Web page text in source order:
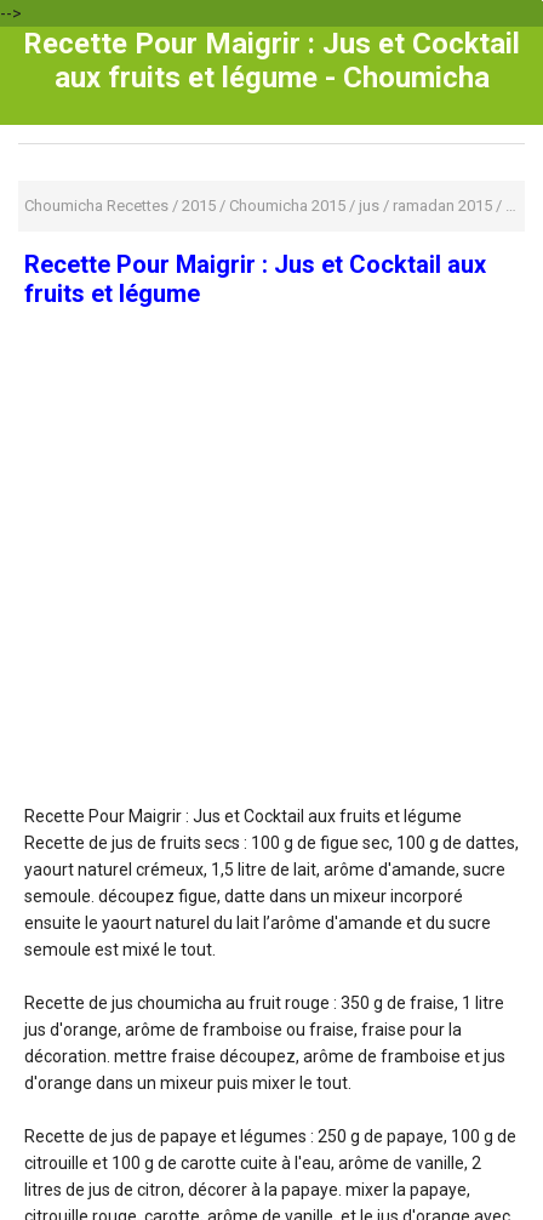
-->
Recette Pour Maigrir : Jus et Cocktail
aux fruits et légume - Choumicha
Choumicha Recettes / 2015 / Choumicha 2015 / jus / ramadan 2015 /
Recette Pour Maigrir : Jus et Cocktail aux
fruits et légume
Recette Pour Maigrir : Jus et Cocktail aux fruits et légume
Recette de jus de fruits secs : 100 g de figue sec, 100 g de dattes,
yaourt naturel crémeux, 1,5 litre de lait, arôme d'amande, sucre
semoule. découpez figue, datte dans un mixeur incorporé
ensuite le yaourt naturel du lait l’arôme d'amande et du sucre
semoule est mixé le tout.
Recette de jus choumicha au fruit rouge : 350 g de fraise, 1 litre
jus d'orange, arôme de framboise ou fraise, fraise pour la
décoration. mettre fraise découpez, arôme de framboise et jus
d'orange dans un mixeur puis mixer le tout.
Recette de jus de papaye et légumes : 250 g de papaye, 100 g de
citrouille et 100 g de carotte cuite à l'eau, arôme de vanille, 2
litres de jus de citron, décorer à la papaye. mixer la papaye,